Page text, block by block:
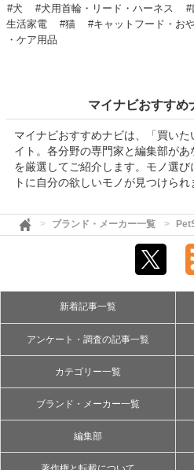
#犬 #犬用首輪・リード・ハーネス #
生活家電
#猫 #キャットフード・お
・ケア用品
マイナビおすすめ
マイナビおすすめナビは、「買い
イト。各分野の専門家と編集部が
を厳選してご紹介します。モノ選
トに自分の欲しいモノが見つけられ
ブランド・メーカー一覧
新着記事一覧
アンケート・調査の記事一覧
カテゴリー一覧
ブランド・メーカー一覧
編集部